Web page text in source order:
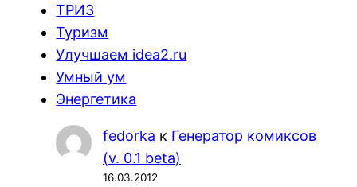
ТРИЗ
Туризм
Улучшаем idea2.ru
Умный ум
Энергетика
fedorka к Генератор комиксов
(v. 0.1 beta)
16.03.2012